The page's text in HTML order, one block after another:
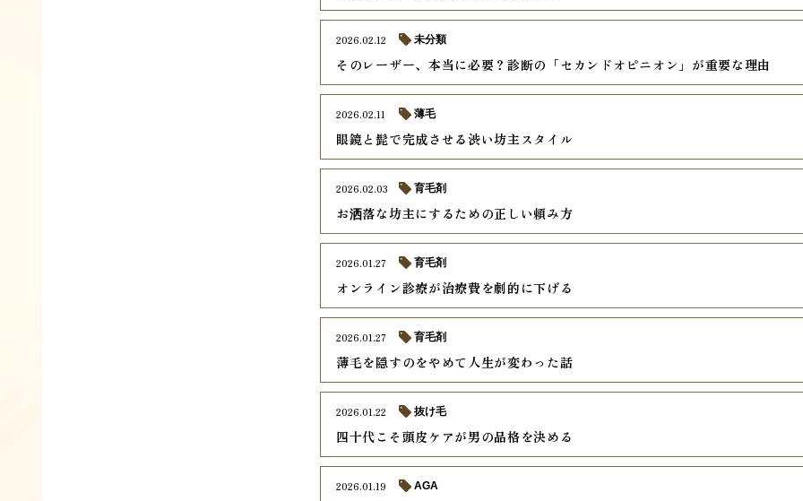
そのレーザー、本当に必要？診断の「セカンドオピニオン」が重要な理由
2026.02.12 未分類
眼鏡と髭で完成させる渋い坊主スタイル
2026.02.11 薄毛
お洒落な坊主にするための正しい頼み方
2026.02.03 育毛剤
オンライン診療が治療費を劇的に下げる
2026.01.27 育毛剤
薄毛を隠すのをやめて人生が変わった話
2026.01.27 育毛剤
四十代こそ頭皮ケアが男の品格を決める
2026.01.22 抜け毛
2026.01.19 AGA